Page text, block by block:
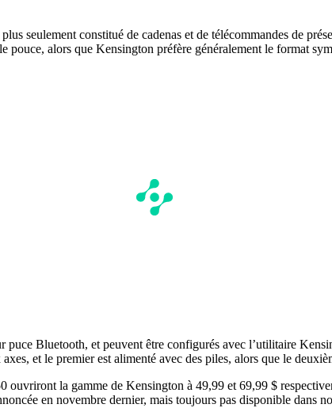
seulement constitué de cadenas et de télécommandes de
alors que Kensington préfère généralement le format
puce Bluetooth, et peuvent être configurés avec l’utilitaire
et le premier est alimenté avec des piles, alors que le
la gamme de Kensington à 49,99 et 69,99 $
en novembre dernier, mais toujours pas disponible dans